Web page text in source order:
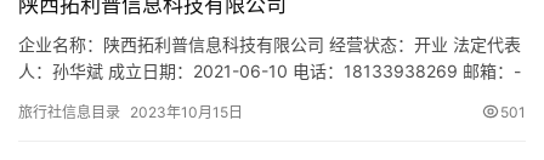
务；史料、史志编…
陕西拓利普信息科技有限公司
企业名称：陕西拓利普信息科技有限公司 经营状态：开业 法定代表
人：孙华斌 成立日期：2021-06-10 电话：18133938269 邮箱：-
安市莲湖区红庙坡永兴路兴盛家园小区高层2号楼1904室 网址：-
旅行社信息目录 2023年10月15日 501